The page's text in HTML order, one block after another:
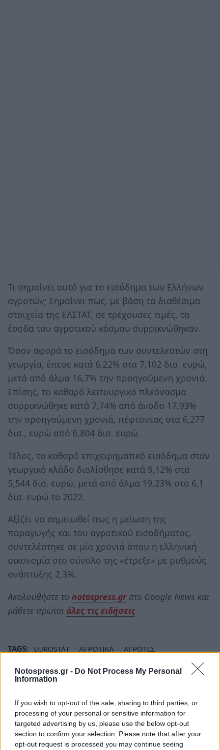
Notospress.gr - Do Not Process My Personal
Information
If you wish to opt-out of the sale, sharing to third parties, or
processing of your personal or sensitive information for
targeted advertising by us, please use the below opt-out
section to confirm your selection. Please note that after your
opt-out request is processed you may continue seeing
Τι σημαίνει αυτό για το εισόδημα των Ελλήνων
αγροτών; Σημαίνει πως, με βάση τα διαθέσιμα
στοιχεία της ΕΛΣΤΑΤ, σε τρέχουσες τιμές, τα
έσοδα του αγροτικού κόσμου συρρικνώθηκαν.
Όσον αφορά το εισόδημα των συντελεστών στη
γεωργία, έπεσε κατά 6,22% στα 7,102 δισ. ευρώ,
μετά από άλμα 16,7% την προηγούμενη χρονιά.
Επίσης, το καθαρό λειτουργικό πλεόνασμα
συρρικνώθηκε κατά 7,74% από άνοδο 17,93%
την προηγούμενη χρονιά, πέφτοντας στα 6,277
δισ., ευρώ από 6,804 δισ. ευρώ.
Τέλος, το καθαρό επιχειρηματικό εισόδημα στον
γεωργικό κλάδο διολίσθησε κατά 9,12% στα
5,544 δισ. ευρώ, μετά από άλμα 19,23% στα 6,1
δισ. ευρώ το 2022.
Αξίζει να σημειωθεί πως η μείωση της
παραγωγής και του αγροτικού εισοδήματος,
συντελέστηκε σε μία χρονιά όπου η ελληνική
οικονομία στο σύνολο της «έτρεξε» με ρυθμούς
ανάπτυξης 2,3%.
Ακολουθήστε το notospress.grστο Google News και
μάθετε πρώτοι όλες τις ειδήσεις
TAGS: EUROSTAT ΑΓΡΟΤΙΚΑ
ΑΓΡΟΤΕΣ
ΕΙΣΟΔΗΜΑΤΑ
ΠΑΡΑΓΩΓΗ